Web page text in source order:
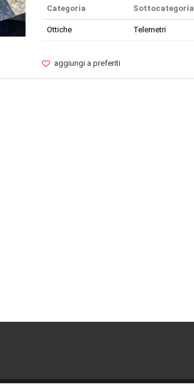
Categoria Sottocategoria
Ottiche Telemetri
aggiungi a preferiti